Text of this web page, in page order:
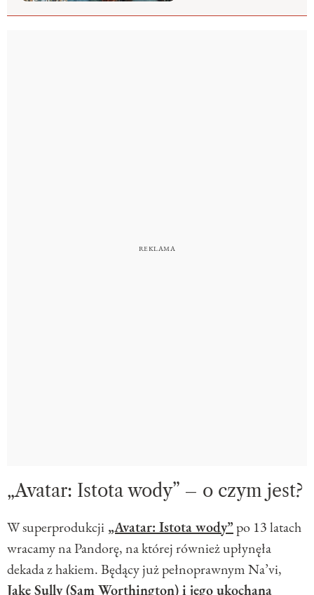
„Avatar: Istota wody” – o czym jest?
W superprodukcji „Avatar: Istota wody”po 13 latach
wracamy na Pandorę, na której również upłynęła
dekada z hakiem. Będący już pełnoprawnym Na’vi,
Jake Sully (Sam Worthington) i jego ukochana